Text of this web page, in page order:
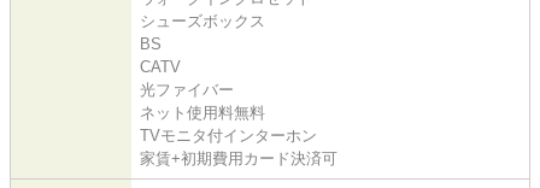
シューズボックス
BS
CATV
光ファイバー
ネット使用料無料
TVモニタ付インターホン
家賃+初期費用カード決済可